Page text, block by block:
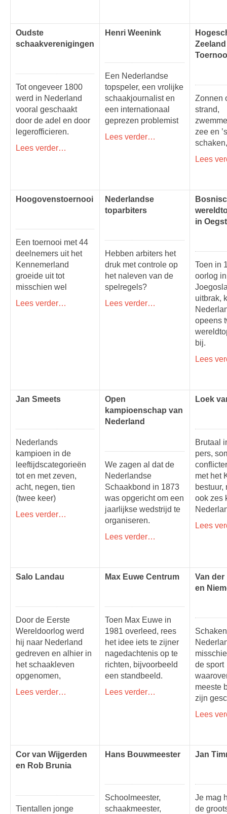
Oudste
schaakverenigingen
Tot ongeveer 1800
werd in Nederland
vooral geschaakt
door de adel en door
legerofficieren.
Lees verder…
Henri Weenink
Een Nederlandse
topspeler, een vrolijke
schaakjournalist en
een internationaal
geprezen problemist
Lees verder…
Zeeland
Zonnen
strand,
zee en
schaken,
Lees
Hoogovenstoernooi
Een toernooi met 44
deelnemers uit het
Kennemerland
groeide uit tot
misschien wel
Lees verder…
Nederlandse
toparbiters
Hebben arbiters het
druk met controle op
het naleven van de
spelregels?
Lees verder…
in
Toen in
oorlog in
uitbrak,
opeens
bij.
Lees
Jan Smeets
Nederlands
kampioen in de
leeftijdscategorieën
tot en met zeven,
acht, negen, tien
(twee keer)
Lees verder…
Open
kampioenschap van
Nederland
We zagen al dat de
Nederlandse
Schaakbond in 1873
was opgericht om een
jaarlijkse wedstrijd te
organiseren.
Lees verder…
Loek
Brutaal
pers,
met het
bestuur,
ook zes
Lees
Salo Landau
Door de Eerste
Wereldoorlog werd
hij naar Nederland
gedreven en alhier in
het schaakleven
opgenomen,
Lees verder…
Max Euwe Centrum
Toen Max Euwe in
1981 overleed, rees
het idee iets te zijner
nagedachtenis op te
richten, bijvoorbeeld
een standbeeld.
Lees verder…
Van der
en
de sport
meeste
zijn
Lees
Cor van Wijgerden
en Rob Brunia
Tientallen jonge
Hans Bouwmeester
Schoolmeester,
schaakmeester,
Jan
Je mag
de